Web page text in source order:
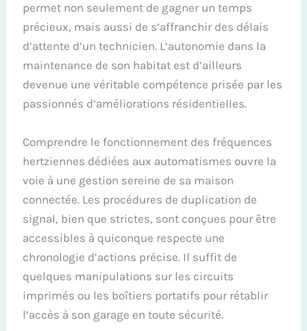
permet non seulement de gagner un temps
précieux, mais aussi de s’affranchir des délais
d’attente d’un technicien. L’autonomie dans la
maintenance de son habitat est d’ailleurs
devenue une véritable compétence prisée par les
passionnés d’améliorations résidentielles.
Comprendre le fonctionnement des fréquences
hertziennes dédiées aux automatismes ouvre la
voie à une gestion sereine de sa maison
connectée. Les procédures de duplication de
signal, bien que strictes, sont conçues pour être
accessibles à quiconque respecte une
chronologie d’actions précise. Il suffit de
quelques manipulations sur les circuits
imprimés ou les boîtiers portatifs pour rétablir
l’accès à son garage en toute sécurité.